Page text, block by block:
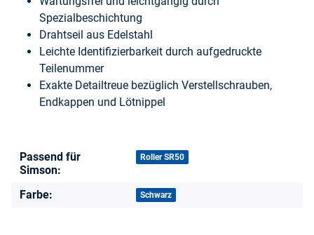
Spezialbeschichtung
Drahtseil aus Edelstahl
Leichte Identifizierbarkeit durch aufgedruckte
Teilenummer
Exakte Detailtreue bezüglich Verstellschrauben,
Endkappen und Lötnippel
Produkteigenschaft
Wert
Passend für
Simson:
Roller SR50
Farbe: Schwarz